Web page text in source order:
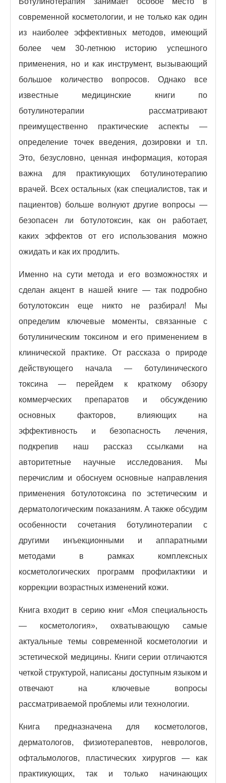
современной косметологии, и не только как один
из наиболее эффективных методов, имеющий
более чем 30-летнюю историю успешного
применения, но и как инструмент, вызывающий
большое количество вопросов. Однако все
известные медицинские книги по
ботулинотерапии рассматривают
преимущественно практические аспекты —
определение точек введения, дозировки и т.п.
Это, безусловно, ценная информация, которая
важна для практикующих ботулинотерапию
врачей. Всех остальных (как специалистов, так и
пациентов) больше волнуют другие вопросы —
безопасен ли ботулотоксин, как он работает,
каких эффектов от его использования можно
ожидать и как их продлить.
Именно на сути метода и его возможностях и
сделан акцент в нашей книге — так подробно
ботулотоксин еще никто не разбирал! Мы
определим ключевые моменты, связанные с
ботулиническим токсином и его применением в
клинической практике. От рассказа о природе
действующего начала — ботулинического
токсина — перейдем к краткому обзору
коммерческих препаратов и обсуждению
основных факторов, влияющих на
эффективность и безопасность лечения,
подкрепив наш рассказ ссылками на
авторитетные научные исследования. Мы
перечислим и обоснуем основные направления
применения ботулотоксина по эстетическим и
дерматологическим показаниям. А также обсудим
особенности сочетания ботулинотерапии с
другими инъекционными и аппаратными
методами в рамках комплексных
косметологических программ профилактики и
коррекции возрастных изменений кожи.
Книга входит в серию книг «Моя специальность
— косметология», охватывающую самые
актуальные темы современной косметологии и
эстетической медицины. Книги серии отличаются
четкой структурой, написаны доступным языком и
отвечают на ключевые вопросы
рассматриваемой проблемы или технологии.
Книга предназначена для косметологов,
дерматологов, физиотерапевтов, неврологов,
офтальмологов, пластических хирургов — как
практикующих, так и только начинающих